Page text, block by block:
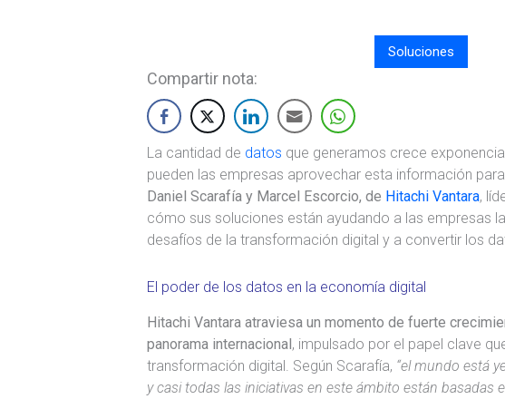
Soluciones
Compartir nota:
La cantidad de datos que generamos crece
pueden las empresas aprovechar esta información
Daniel Scarafía y Marcel Escorcio, de Hitachi Vantara,
cómo sus soluciones están ayudando a las empresas
desafíos de la transformación digital y a convertir los
El poder de los datos en la economía digital
Hitachi Vantara atraviesa un momento de fuerte
panorama internacional, impulsado por el papel clave
transformación digital. Según Scarafía, “el mundo está
y casi todas las iniciativas en este ámbito están basadas